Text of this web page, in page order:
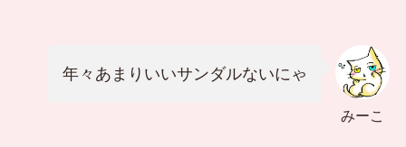
みーこ
年々あまりいいサンダルないにゃ